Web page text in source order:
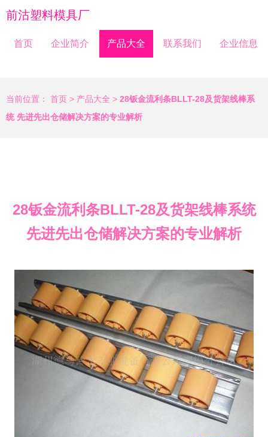
前沽塑料模具厂
首页 企业简介 产品大全 联系我们 企业信息
当前位置： 首页 > 产品大全 > 28钣金流利条BLLT-28及货架线棒系
统 先进先出仓储解决方案的专业解析
28钣金流利条BLLT-28及货架线棒系统
先进先出仓储解决方案的专业解析